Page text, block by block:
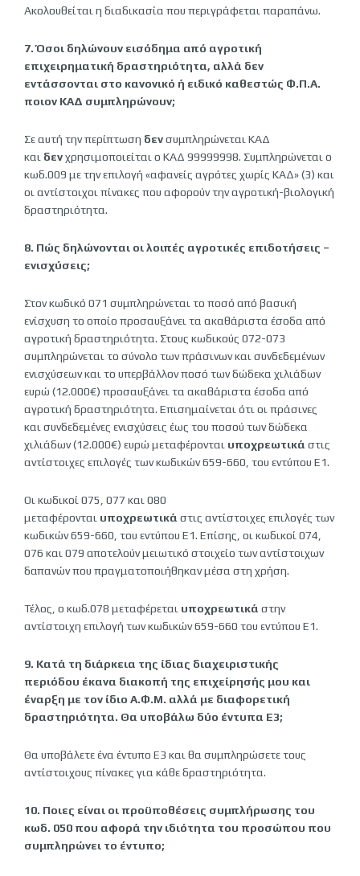
Ακολουθείται η διαδικασία που περιγράφεται παραπάνω.
7. Όσοι δηλώνουν εισόδημα από αγροτική
επιχειρηματική δραστηριότητα, αλλά δεν
εντάσσονται στο κανονικό ή ειδικό καθεστώς Φ.Π.Α.
ποιον ΚΑΔ συμπληρώνουν;
Σε αυτή την περίπτωση δενσυμπληρώνεται ΚΑΔ
και δενχρησιμοποιείται ο ΚΑΔ 99999998. Συμπληρώνεται ο
κωδ.009 με την επιλογή «αφανείς αγρότες χωρίς ΚΑΔ» (3) και
οι αντίστοιχοι πίνακες που αφορούν την αγροτική-βιολογική
δραστηριότητα.
8. Πώς δηλώνονται οι λοιπές αγροτικές επιδοτήσεις –
ενισχύσεις;
Στον κωδικό 071 συμπληρώνεται το ποσό από βασική
ενίσχυση το οποίο προσαυξάνει τα ακαθάριστα έσοδα από
αγροτική δραστηριότητα. Στους κωδικούς 072-073
συμπληρώνεται το σύνολο των πράσινων και συνδεδεμένων
ενισχύσεων και το υπερβάλλον ποσό των δώδεκα χιλιάδων
ευρώ (12.000€) προσαυξάνει τα ακαθάριστα έσοδα από
αγροτική δραστηριότητα. Επισημαίνεται ότι οι πράσινες
και συνδεδεμένες ενισχύσεις έως του ποσού των δώδεκα
χιλιάδων (12.000€) ευρώ μεταφέρονται υποχρεωτικά στις
αντίστοιχες επιλογές των κωδικών 659-660, του εντύπου Ε1.
Οι κωδικοί 075, 077 και 080
μεταφέρονται υποχρεωτικά στις αντίστοιχες επιλογές των
κωδικών 659-660, του εντύπου Ε1. Επίσης, οι κωδικοί 074,
076 και 079 αποτελούν μειωτικό στοιχείο των αντίστοιχων
δαπανών που πραγματοποιήθηκαν μέσα στη χρήση.
Τέλος, ο κωδ.078 μεταφέρεται υποχρεωτικά στην
αντίστοιχη επιλογή των κωδικών 659-660 του εντύπου Ε1.
9. Κατά τη διάρκεια της ίδιας διαχειριστικής
περιόδου έκανα διακοπή της επιχείρησής μου και
έναρξη με τον ίδιο Α.Φ.Μ. αλλά με διαφορετική
δραστηριότητα. Θα υποβάλω δύο έντυπα Ε3;
Θα υποβάλετε ένα έντυπο Ε3 και θα συμπληρώσετε τους
αντίστοιχους πίνακες για κάθε δραστηριότητα.
10. Ποιες είναι οι προϋποθέσεις συμπλήρωσης του
κωδ. 050 που αφορά την ιδιότητα του προσώπου που
συμπληρώνει το έντυπο;